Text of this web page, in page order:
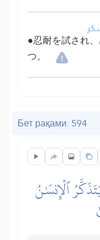
●忍耐を試され
つ。
Бет рақами: 594
ٱلۡإِنسَٰنُ